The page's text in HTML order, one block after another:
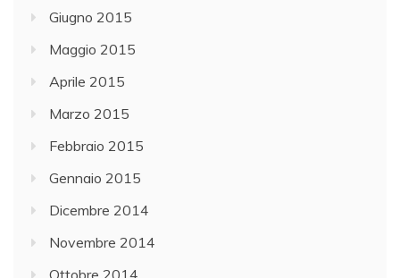
Giugno 2015
Maggio 2015
Aprile 2015
Marzo 2015
Febbraio 2015
Gennaio 2015
Dicembre 2014
Novembre 2014